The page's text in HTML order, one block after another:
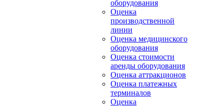
оборудования
Оценка
производственной
линии
Оценка медицинского
оборудования
Оценка стоимости
аренды оборудования
Оценка аттракционов
Оценка платежных
терминалов
Оценка